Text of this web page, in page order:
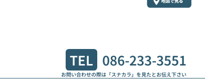
TEL 086-233-3551
お問い合わせの際は「スナカラ」を見たとお伝え下さい